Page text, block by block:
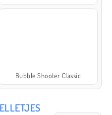
Bubble Shooter Classic